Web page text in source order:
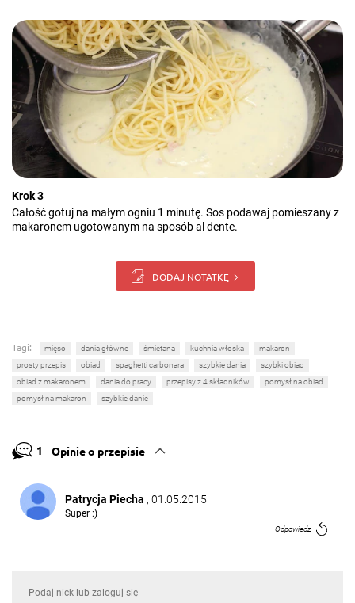
Krok 3
Całość gotuj na małym ogniu 1 minutę. Sos podawaj pomieszany z
makaronem ugotowanym na sposób al dente.
DODAJ NOTATKĘ
Tagi: mięso dania główne śmietana kuchnia włoska
makaron
prosty przepis
obiad spaghetti carbonara szybkie dania
szybki obiad
obiad z makaronem
dania do pracy przepisy z 4 składników
pomysł na obiad
pomysł na makaron
szybkie danie
1 Opinie o przepisie
Patrycja Piecha , 01.05.2015
Super :)
Odpowiedz